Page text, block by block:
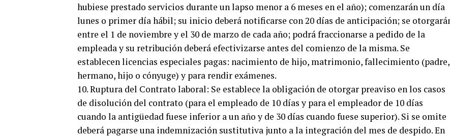
hubiese prestado servicios durante un lapso menor a 6 meses en el año); comenzarán un día
lunes o primer día hábil; su inicio deberá notificarse con 20 días de anticipación; se
entre el 1 de noviembre y el 30 de marzo de cada año; podrá fraccionarse a pedido de la
empleada y su retribución deberá efectivizarse antes del comienzo de la misma. Se
establecen licencias especiales pagas: nacimiento de hijo, matrimonio, fallecimiento (padre,
hermano, hijo o cónyuge) y para rendir exámenes.
10. Ruptura del Contrato laboral: Se establece la obligación de otorgar preaviso en los casos
de disolución del contrato (para el empleado de 10 días y para el empleador de 10 días
cuando la antigüedad fuese inferior a un año y de 30 días cuando fuese superior). Si se omite
deberá pagarse una indemnización sustitutiva junto a la integración del mes de despido. En